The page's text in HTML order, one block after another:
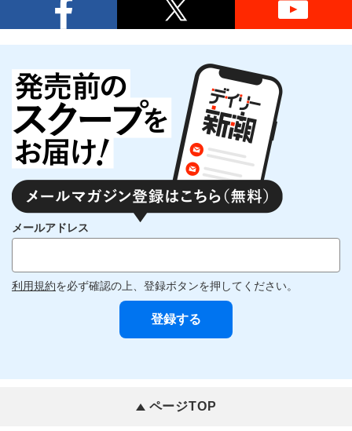
メールアドレス
利用規約を必ず確認の上、登録ボタンを押してください。
ページTOP